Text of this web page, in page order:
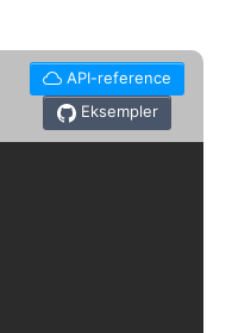
API-reference
Eksempler